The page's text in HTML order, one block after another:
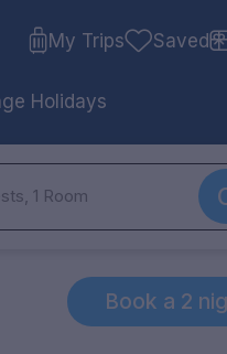
My Trips Saved
Holidays
1 Room
Book a 2